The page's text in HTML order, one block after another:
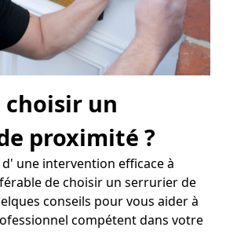
un
proximité ?
une intervention efficace à
de choisir un serrurier de
conseils pour vous aider à
compétent dans votre